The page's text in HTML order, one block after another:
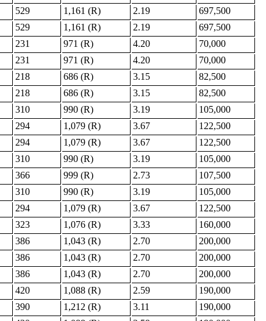
529 1,161 (R) 2.19
697,500
529 1,161 (R) 2.19
697,500
231 971 (R) 4.20
70,000
231 971 (R) 4.20
70,000
218 686 (R) 3.15
82,500
218 686 (R) 3.15
82,500
310 990 (R) 3.19
105,000
294 1,079 (R) 3.67
122,500
294 1,079 (R) 3.67
122,500
310 990 (R) 3.19
105,000
366 999 (R) 2.73
107,500
310 990 (R) 3.19
105,000
294 1,079 (R) 3.67
122,500
323 1,076 (R) 3.33
160,000
386 1,043 (R) 2.70
200,000
386 1,043 (R) 2.70
200,000
386 1,043 (R) 2.70
200,000
420 1,088 (R) 2.59
190,000
390 1,212 (R) 3.11
190,000